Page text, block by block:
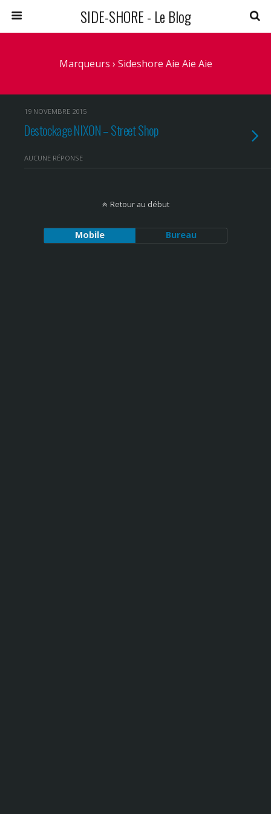
SIDE-SHORE - Le Blog
Marqueurs › Sideshore Aie Aie Aie
19 NOVEMBRE 2015
Destockage NIXON – Street Shop
AUCUNE RÉPONSE
Retour au début
Mobile Bureau